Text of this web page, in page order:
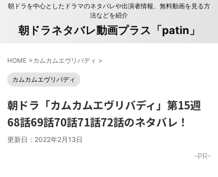
朝ドラを中心としたドラマのネタバレや出演者情報、無料動画を見る方
法などを紹介
朝ドラネタバレ動画プラス「patin」
HOME >カムカムエヴリバディ >
カムカムエヴリバディ
朝ドラ「カムカムエヴリバディ」第15週
68話69話70話71話72話のネタバレ！
更新日： 2022年2月13日
-PR-